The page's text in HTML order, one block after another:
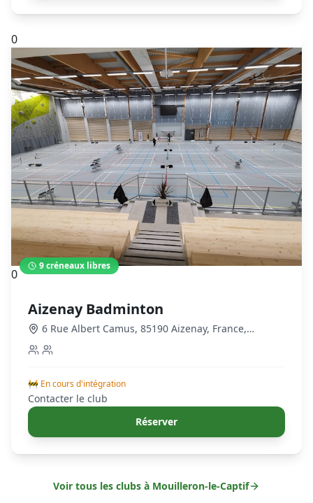
0
0
9créneaux libres
Aizenay Badminton
6 Rue Albert Camus, 85190 Aizenay, France,
Mouilleron-le-Captif
🚧 En cours d'intégration
Contacter le club
Réserver
Voir tous les clubs à Mouilleron-le-Captif